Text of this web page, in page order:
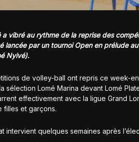
vibré au rythme de la reprise des
lancée par un tournoi Open en prélude
Nyivé).
de volley-ball ont repris ce week-
sélection Lomé Marina devant Lomé
effectivement avec la ligue Grand
filles et garçons.
intervient quelques semaines après